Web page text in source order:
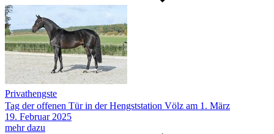
Privathengste
Tag der offenen Tür in der Hengststation Völz am 1. März
19. Februar 2025
mehr dazu